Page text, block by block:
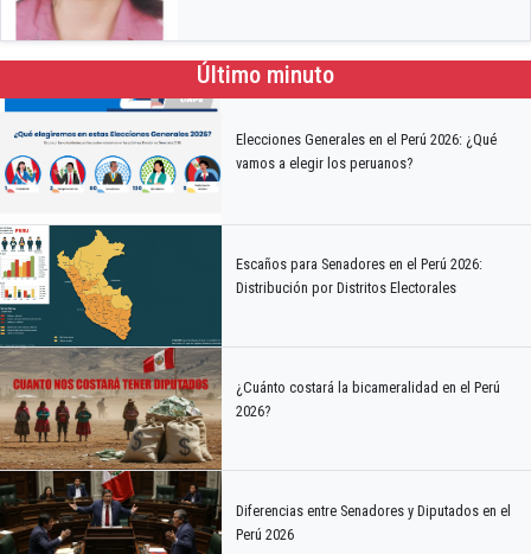
Último minuto
Elecciones Generales en el Perú 2026: ¿Qué
vamos a elegir los peruanos?
Escaños para Senadores en el Perú 2026:
Distribución por Distritos Electorales
¿Cuánto costará la bicameralidad en el Perú
2026?
Diferencias entre Senadores y Diputados en el
Perú 2026